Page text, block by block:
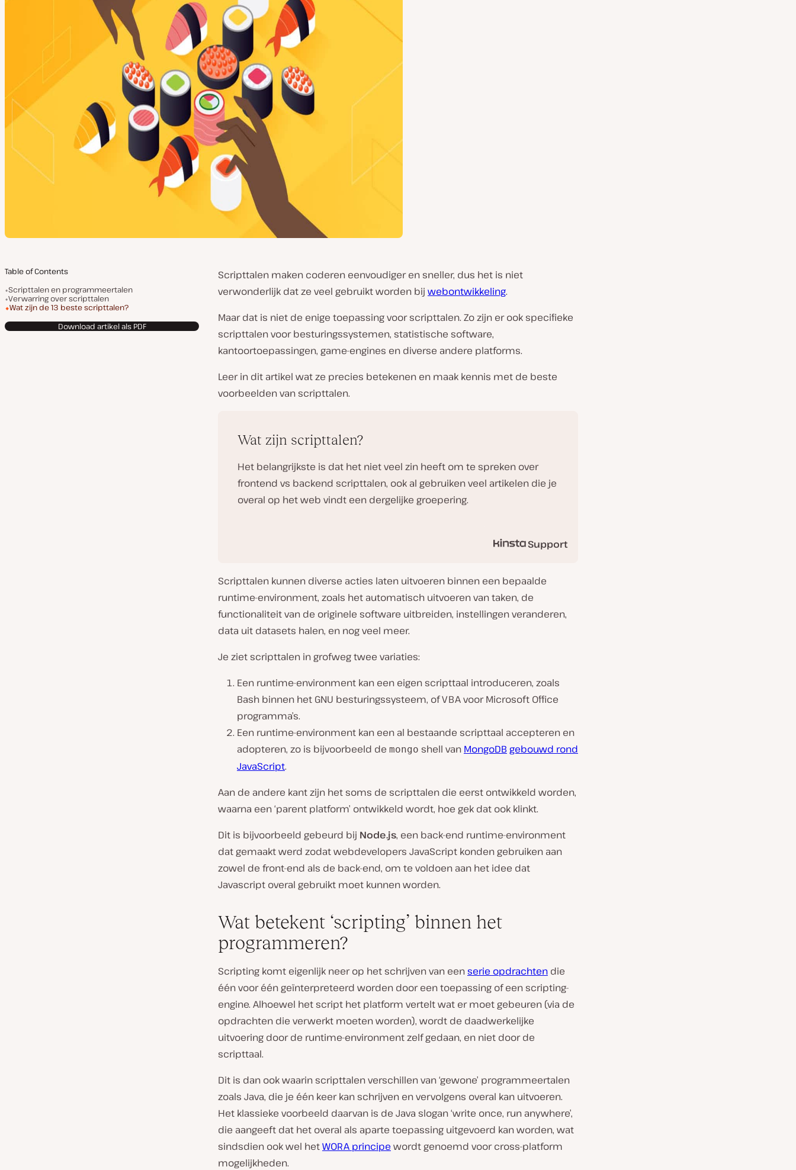
Table of Contents
Scripttalen en programmeertalen
Verwarring over scripttalen
Wat zijn de 13 beste scripttalen?
Download artikel als PDF
Scripttalen maken coderen eenvoudiger en sneller, dus het is niet
verwonderlijk dat ze veel gebruikt worden bij webontwikkeling.
Maar dat is niet de enige toepassing voor scripttalen. Zo zijn er ook specifieke
scripttalen voor besturingssystemen, statistische software,
kantoortoepassingen, game-engines en diverse andere platforms.
Leer in dit artikel wat ze precies betekenen en maak kennis met de beste
voorbeelden van scripttalen.
Wat zijn scripttalen?
Het belangrijkste is dat het niet veel zin heeft om te spreken over
frontend vs backend scripttalen, ook al gebruiken veel artikelen die je
overal op het web vindt een dergelijke groepering.
Support
Scripttalen kunnen diverse acties laten uitvoeren binnen een bepaalde
runtime-environment, zoals het automatisch uitvoeren van taken, de
functionaliteit van de originele software uitbreiden, instellingen veranderen,
data uit datasets halen, en nog veel meer.
Je ziet scripttalen in grofweg twee variaties:
Een runtime-environment kan een eigen scripttaal introduceren, zoals
Bash binnen het GNU besturingssysteem, of VBA voor Microsoft Office
programma’s.
Een runtime-environment kan een al bestaande scripttaal accepteren en
adopteren, zo is bijvoorbeeld de mongo shell van MongoDB gebouwd rond
JavaScript.
Aan de andere kant zijn het soms de scripttalen die eerst ontwikkeld worden,
waarna een ‘parent platform’ ontwikkeld wordt, hoe gek dat ook klinkt.
Dit is bijvoorbeeld gebeurd bij Node.js, een back-end runtime-environment
dat gemaakt werd zodat webdevelopers JavaScript konden gebruiken aan
zowel de front-end als de back-end, om te voldoen aan het idee dat
Javascript overal gebruikt moet kunnen worden.
Wat betekent ‘scripting’ binnen het
programmeren?
Scripting komt eigenlijk neer op het schrijven van eenserie opdrachten die
één voor één geïnterpreteerd worden door een toepassing of een scripting-
engine. Alhoewel het script het platform vertelt wat er moet gebeuren (via de
opdrachten die verwerkt moeten worden), wordt de daadwerkelijke
uitvoering door de runtime-environment zelf gedaan, en niet door de
scripttaal.
Dit is dan ook waarin scripttalen verschillen van ‘gewone’ programmeertalen
zoals Java, die je één keer kan schrijven en vervolgens overal kan uitvoeren.
Het klassieke voorbeeld daarvan is de Java slogan ‘write once, run anywhere’,
die aangeeft dat het overal als aparte toepassing uitgevoerd kan worden, wat
sindsdien ook wel hetWORA principe wordt genoemd voor cross-platform
mogelijkheden.